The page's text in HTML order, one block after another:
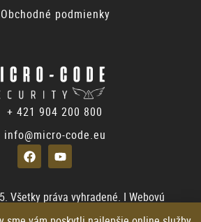
Obchodné podmienky
+ 421 904 200 800
info@micro-code.eu
Všetky práva vyhradené. ǀ Webovú
upravil:WEBREK